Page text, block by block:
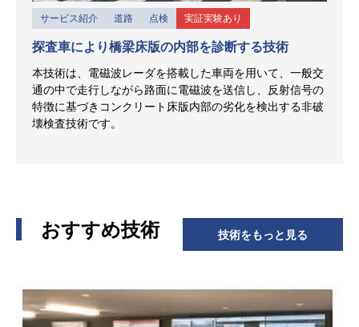
サービス紹介 道路 点検 実証実験あり
探査車により橋梁床版の内部を診断する技術
本技術は、電磁波レーダを搭載した車両を用いて、一般交
通の中で走行しながら路面に電磁波を送信し、反射信号の
特徴に基づきコンクリート床版内部の劣化を検出する非破
壊検査技術です。
おすすめ技術 技術をもっと見る